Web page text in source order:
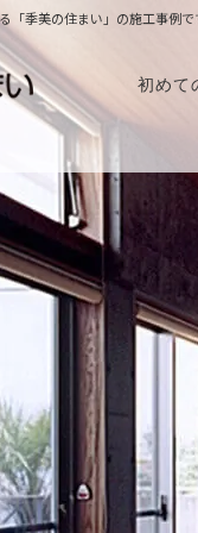
「季美の住まい」の施工事例で
初めて
くり
家づくり勉強
体感できる家
動画で見る家づく
バーチャル見学会